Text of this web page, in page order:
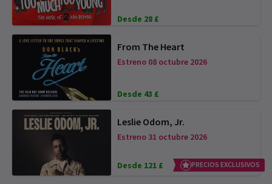
Desde 28 £
From The Heart
Estreno 08 octubre 2026
Desde 43 £
Leslie Odom, Jr.
Estreno 31 octubre 2026
Desde 121 £ PRECIOS EXCLUSIVOS